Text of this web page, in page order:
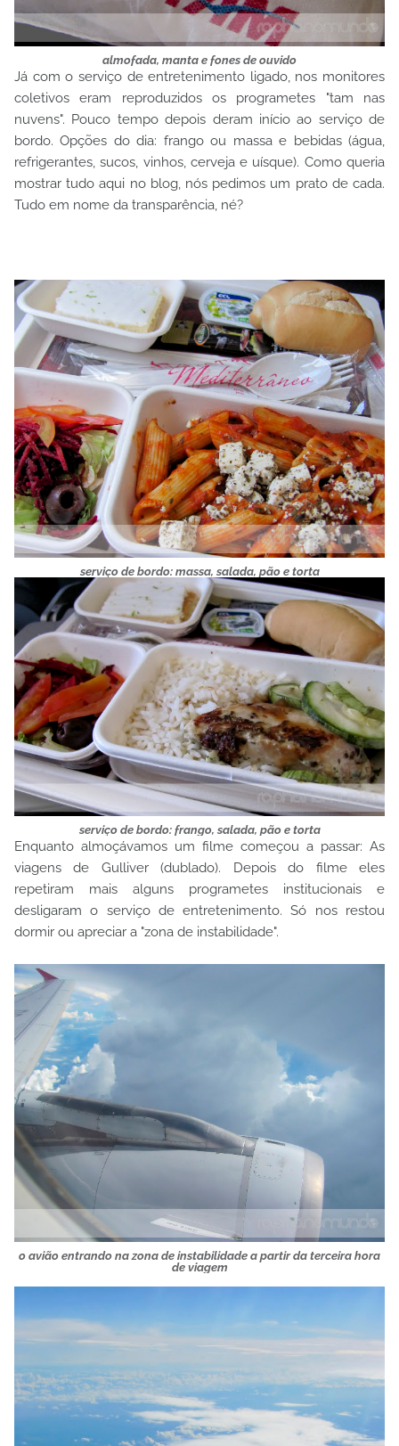
almofada, manta e fones de ouvido
Já com o serviço de entretenimento ligado, nos monitores
coletivos eram reproduzidos os programetes "tam nas
nuvens". Pouco tempo depois deram início ao serviço de
bordo. Opções do dia: frango ou massa e bebidas (água,
refrigerantes, sucos, vinhos, cerveja e uísque). Como queria
mostrar tudo aqui no blog, nós pedimos um prato de cada.
Tudo em nome da transparência, né?
serviço de bordo: massa, salada, pão e torta
serviço de bordo: frango, salada, pão e torta
Enquanto almoçávamos um filme começou a passar: As
viagens de Gulliver (dublado). Depois do filme eles
repetiram mais alguns programetes institucionais e
desligaram o serviço de entretenimento. Só nos restou
dormir ou apreciar a "zona de instabilidade".
o avião entrando na zona de instabilidade a partir da terceira hora
de viagem